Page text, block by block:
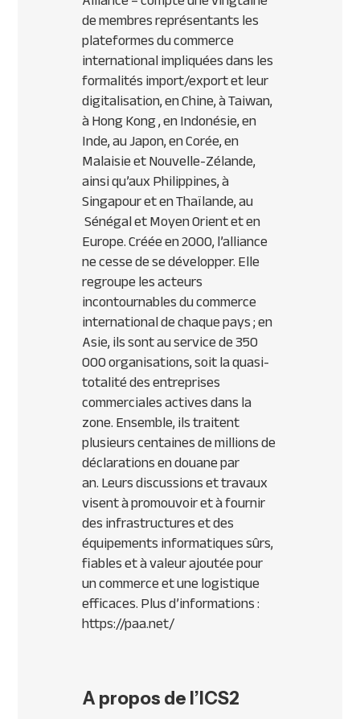
de membres représentants les
plateformes du commerce
international impliquées dans les
formalités import/export et leur
digitalisation, en Chine, à Taiwan,
à Hong Kong , en Indonésie, en
Inde, au Japon, en Corée, en
Malaisie et Nouvelle-Zélande,
ainsi qu’aux Philippines, à
Singapour et en Thaïlande, au
Sénégal et Moyen Orient et en
Europe. Créée en 2000, l’alliance
ne cesse de se développer. Elle
regroupe les acteurs
incontournables du commerce
international de chaque pays ; en
Asie, ils sont au service de 350
000 organisations, soit la quasi-
totalité des entreprises
commerciales actives dans la
zone. Ensemble, ils traitent
plusieurs centaines de millions de
déclarations en douane par
an. Leurs discussions et travaux
visent à promouvoir et à fournir
des infrastructures et des
équipements informatiques sûrs,
fiables et à valeur ajoutée pour
un commerce et une logistique
efficaces. Plus d’informations :
https://paa.net/
A propos de l’ICS2